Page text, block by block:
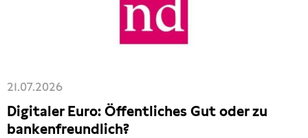
21.07.2026
Digitaler Euro: Öffentliches Gut oder zu
bankenfreundlich?